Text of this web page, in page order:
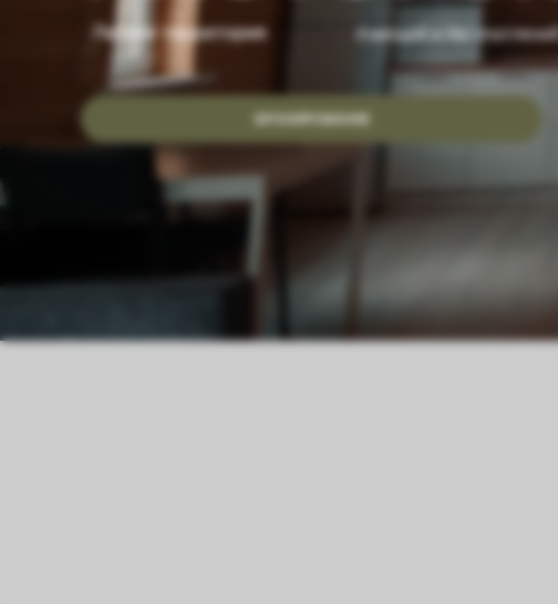
Летняя территория
БРОНИРОВАНИЕ
#эмоций и #впечатлений